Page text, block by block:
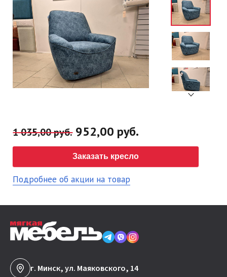
1 035,00 руб.952,00 руб.
Заказать кресло
Подробнее об акции на товар
г. Минск, ул. Маяковского, 14